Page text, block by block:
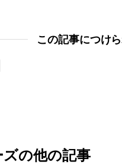
この記事につけ
の他の記事